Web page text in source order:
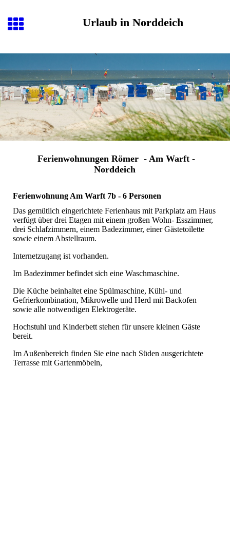
Urlaub in Norddeich
Ferienwohnungen Römer - Am Warft -
Norddeich
Ferienwohnung Am Warft 7b - 6 Personen
Das gemütlich eingerichtete Ferienhaus mit Parkplatz am Haus
verfügt über drei Etagen mit einem großen Wohn- Esszimmer,
drei Schlafzimmern, einem Badezimmer, einer Gästetoilette
sowie einem Abstellraum.
Internetzugang ist vorhanden.
Im Badezimmer befindet sich eine Waschmaschine.
Die Küche beinhaltet eine Spülmaschine, Kühl- und
Gefrierkombination, Mikrowelle und Herd mit Backofen
sowie alle notwendigen Elektrogeräte.
Hochstuhl und Kinderbett stehen für unsere kleinen Gäste
bereit.
Im Außenbereich finden Sie eine nach Süden ausgerichtete
Terrasse mit Gartenmöbeln,